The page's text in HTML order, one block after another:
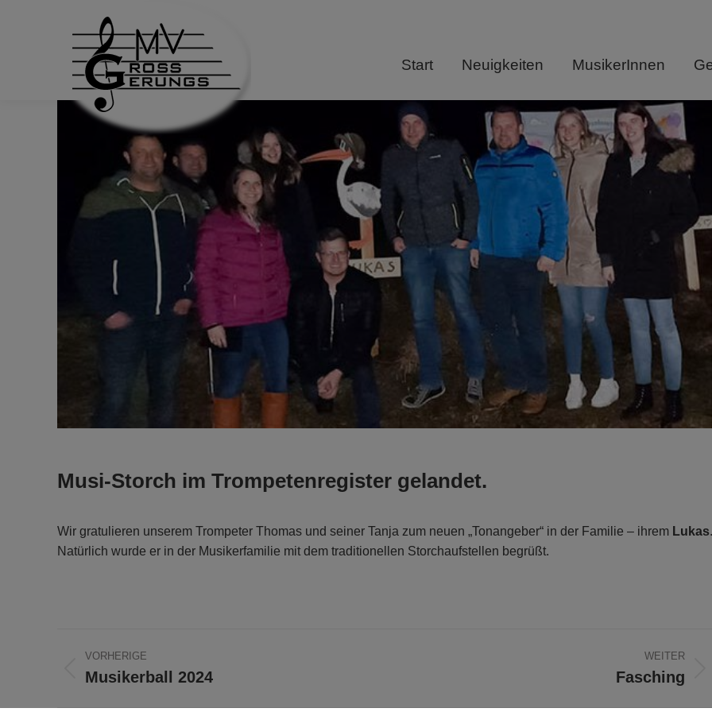
Start Neuigkeiten MusikerInnen
Musi-Storch im Trompetenregister gelandet.
Wir gratulieren unserem Trompeter Thomas und seiner Tanja zum neuen „Tonangeber“ in der Familie – ihrem Lukas.
Natürlich wurde er in der Musikerfamilie mit dem traditionellen Storchaufstellen begrüßt.
VORHERIGE
Vorheriger
Musikerball 2024
WEITER
Fasching